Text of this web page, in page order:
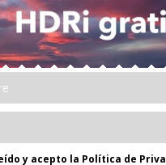
y acepto la Política de